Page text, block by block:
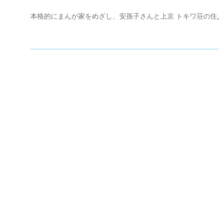
本格的にまんが家をめざし、安孫子さんと上京 トキワ荘の住